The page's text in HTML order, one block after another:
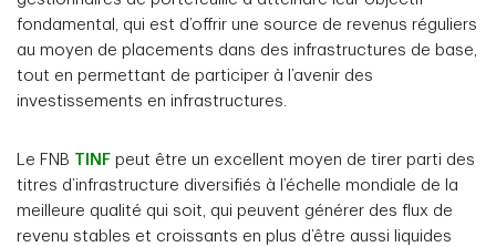
fondamental, qui est d’offrir une source de revenus réguliers
au moyen de placements dans des infrastructures de base,
tout en permettant de participer à l’avenir des
investissements en infrastructures.
Le FNB TINF peut être un excellent moyen de tirer parti des
titres d’infrastructure diversifiés à l’échelle mondiale de la
meilleure qualité qui soit, qui peuvent générer des flux de
revenu stables et croissants en plus d’être aussi liquides